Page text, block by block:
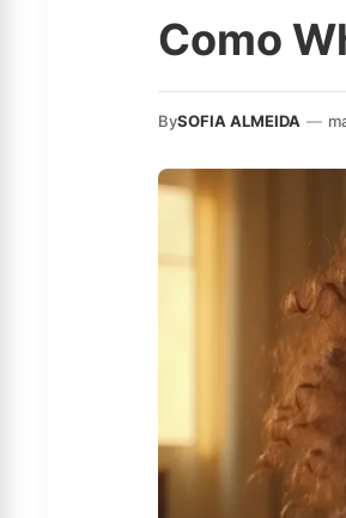
Como
BySOFIA ALMEIDA —